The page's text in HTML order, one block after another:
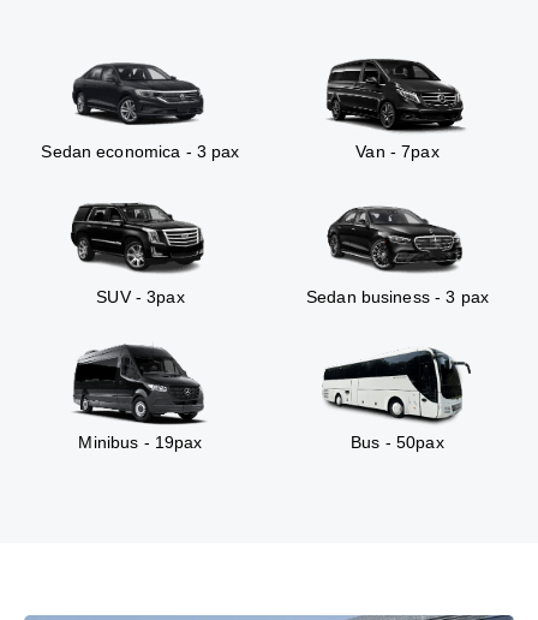
Sedan economica - 3 pax Van - 7pax
SUV - 3pax Sedan business - 3 pax
Minibus - 19pax Bus - 50pax